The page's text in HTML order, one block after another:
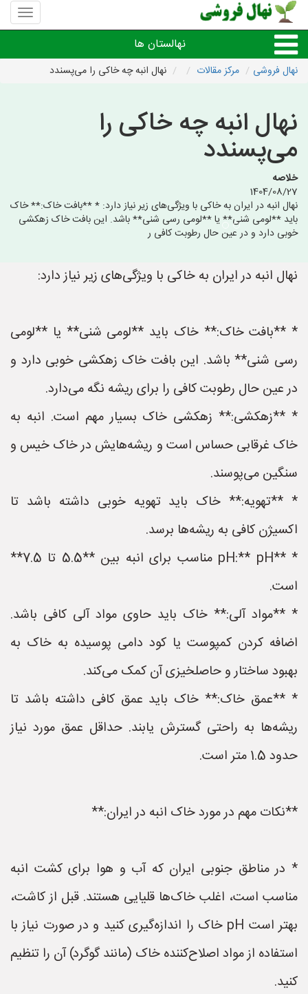
منوی
سایت
فروشی
نهالستان ها
نهال های زینتی،غیرمثمر
نهالستان های شهرها
نهال فروشی مرکز مقالات نهال انبه چه خاکی را می‌پسندد
نهال انبه چه خاکی را
می‌پسندد
خلاصه
1404/08/27
نهال انبه در ایران به خاکی با ویژگی‌های زیر نیاز دارد: * **بافت خاک:** خاک
باید **لومی شنی** یا **لومی رسی شنی** باشد. این بافت خاک زهکشی
خوبی دارد و در عین حال رطوبت کافی ر
نهال انبه در ایران به خاکی با ویژگی‌های زیر نیاز دارد:
* **بافت خاک:** خاک باید **لومی شنی** یا **لومی
رسی شنی** باشد. این بافت خاک زهکشی خوبی دارد و
در عین حال رطوبت کافی را برای ریشه نگه می‌دارد.
* **زهکشی:** زهکشی خاک بسیار مهم است. انبه به
خاک غرقابی حساس است و ریشه‌هایش در خاک خیس و
سنگین می‌پوسند.
* **تهویه:** خاک باید تهویه خوبی داشته باشد تا
اکسیژن کافی به ریشه‌ها برسد.
* **pH:** pH مناسب برای انبه بین **5.5 تا 7.5**
است.
* **مواد آلی:** خاک باید حاوی مواد آلی کافی باشد.
اضافه کردن کمپوست یا کود دامی پوسیده به خاک به
بهبود ساختار و حاصلخیزی آن کمک می‌کند.
* **عمق خاک:** خاک باید عمق کافی داشته باشد تا
ریشه‌ها به راحتی گسترش یابند. حداقل عمق مورد نیاز
حدود 1.5 متر است.
**نکات مهم در مورد خاک انبه در ایران:**
* در مناطق جنوبی ایران که آب و هوا برای کشت انبه
مناسب است، اغلب خاک‌ها قلیایی هستند. قبل از کاشت،
بهتر است pH خاک را اندازه‌گیری کنید و در صورت نیاز با
استفاده از مواد اصلاح‌کننده خاک (مانند گوگرد) آن را تنظیم
کنید.